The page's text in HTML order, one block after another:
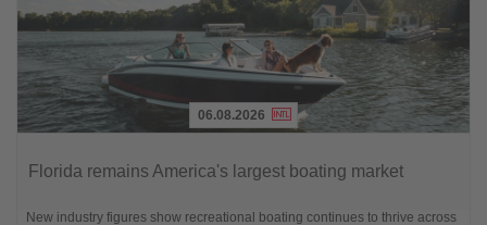
die
06.08.2026
Florida remains America's largest boating market
New industry figures show recreational boating continues to thrive across